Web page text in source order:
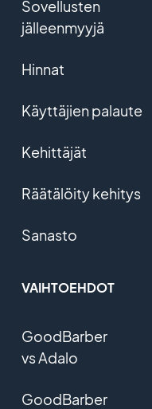
Sovellusten
jälleenmyyjä
Hinnat
Käyttäjien palaute
Kehittäjät
Räätälöity kehitys
Sanasto
VAIHTOEHDOT
GoodBarber
vs Adalo
GoodBarber